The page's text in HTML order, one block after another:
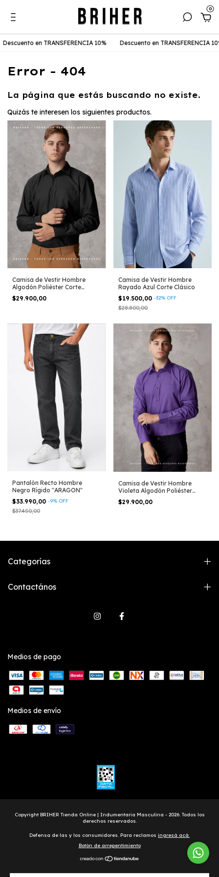
0
en TRANSFERENCIA 10% Descuento en TRANSFERENCIA 10%
Error - 404
La página que estás buscando no existe.
Quizás te interesen los siguientes productos.
Camisa de Vestir Hombre
Algodón Poliéster Corte
Clásico Negro
$29.900,00
Camisa de Vestir Hombre
Rayado Azul Corte Clásico
$19.500,00 -32% OFF
$28.800,00
Pantalón Recto Hombre
Negro Rígido "ARAGON"
$33.990,00 -9% OFF
$37.450,00
Camisa de Vestir Hombre
Violeta Algodón Poliéster
Corte Clásico
$29.900,00
Categorías
Contactános
Medios de pago
Medios de envío
Copyright BRIHER Tienda Online | Indumentaria Masculina - 2026. Todos los
derechos reservados.
Defensa de las y los consumidores. Para reclamos ingresá acá.
Botón de arrepentimiento